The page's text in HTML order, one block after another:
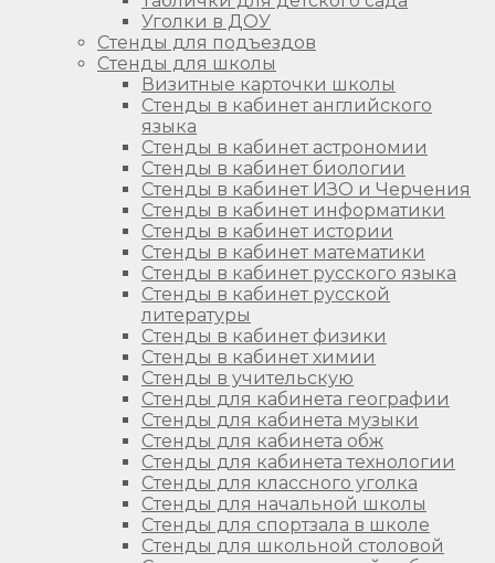
Уголки в ДОУ
Стенды для подъездов
Стенды для школы
Визитные карточки школы
Стенды в кабинет английского
языка
Стенды в кабинет астрономии
Стенды в кабинет биологии
Стенды в кабинет ИЗО и Черчения
Стенды в кабинет информатики
Стенды в кабинет истории
Стенды в кабинет математики
Стенды в кабинет русского языка
Стенды в кабинет русской
литературы
Стенды в кабинет физики
Стенды в кабинет химии
Стенды в учительскую
Стенды для кабинета географии
Стенды для кабинета музыки
Стенды для кабинета обж
Стенды для кабинета технологии
Стенды для классного уголка
Стенды для начальной школы
Стенды для спортзала в школе
Стенды для школьной столовой